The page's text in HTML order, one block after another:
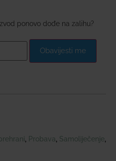
ponovo dođe na zalihu?
Obavijesti me
Probava Samoliječenje